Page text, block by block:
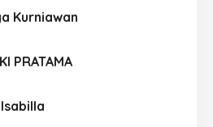
Kurniawan
PRATAMA